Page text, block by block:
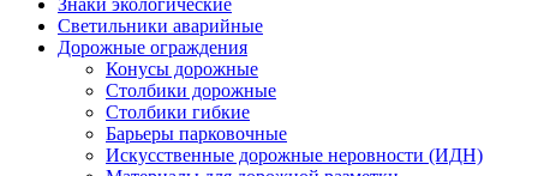
Знаки экологические
Светильники аварийные
Дорожные ограждения
Конусы дорожные
Столбики дорожные
Столбики гибкие
Барьеры парковочные
Искусственные дорожные неровности (ИДН)